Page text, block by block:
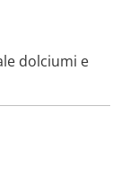
dolciumi e